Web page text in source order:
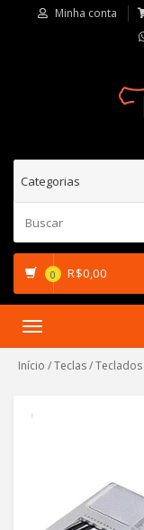
Minha conta
0 R$0,00
Toggle
Início /Teclas/Teclados